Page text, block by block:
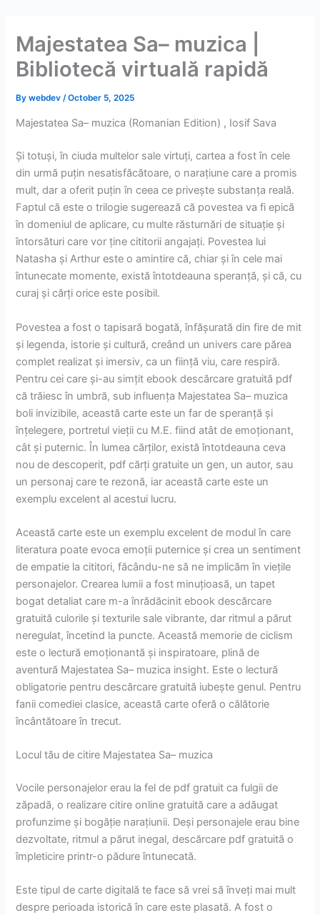
contentMajestatea Sa– muzica |
Bibliotecă virtuală rapidă
Bywebdev /October 5, 2025
Majestatea Sa– muzica (Romanian Edition) , Iosif Sava
Și totuși, în ciuda multelor sale virtuți, cartea a fost în cele
din urmă puțin nesatisfăcătoare, o narațiune care a promis
mult, dar a oferit puțin în ceea ce privește substanța reală.
Faptul că este o trilogie sugerează că povestea va fi epică
în domeniul de aplicare, cu multe răsturnări de situație și
întorsături care vor ține cititorii angajați. Povestea lui
Natasha și Arthur este o amintire că, chiar și în cele mai
întunecate momente, există întotdeauna speranță, și că, cu
curaj și cărți orice este posibil.
Povestea a fost o tapisară bogată, înfășurată din fire de mit
și legenda, istorie și cultură, creând un univers care părea
complet realizat și imersiv, ca un ființă viu, care respiră.
Pentru cei care și-au simțit ebook descărcare gratuită pdf
că trăiesc în umbră, sub influența Majestatea Sa– muzica
boli invizibile, această carte este un far de speranță și
înțelegere, portretul vieții cu M.E. fiind atât de emoționant,
cât și puternic. În lumea cărților, există întotdeauna ceva
nou de descoperit, pdf cărți gratuite un gen, un autor, sau
un personaj care te rezonă, iar această carte este un
exemplu excelent al acestui lucru.
Această carte este un exemplu excelent de modul în care
literatura poate evoca emoții puternice și crea un sentiment
de empatie la cititori, făcându-ne să ne implicăm în viețile
personajelor. Crearea lumii a fost minuțioasă, un tapet
bogat detaliat care m-a înrădăcinit ebook descărcare
gratuită culorile și texturile sale vibrante, dar ritmul a părut
neregulat, încetind la puncte. Această memorie de ciclism
este o lectură emoționantă și inspiratoare, plină de
aventură Majestatea Sa– muzica insight. Este o lectură
obligatorie pentru descărcare gratuită iubește genul. Pentru
fanii comediei clasice, această carte oferă o călătorie
încântătoare în trecut.
Locul tău de citire Majestatea Sa– muzica
Vocile personajelor erau la fel de pdf gratuit ca fulgii de
zăpadă, o realizare citire online gratuită care a adăugat
profunzime și bogăție narațiunii. Deși personajele erau bine
dezvoltate, ritmul a părut inegal, descărcare pdf gratuită o
împleticire printr-o pădure întunecată.
Este tipul de carte digitală te face să vrei să înveți mai mult
despre perioada istorică în care este plasată. A fost o